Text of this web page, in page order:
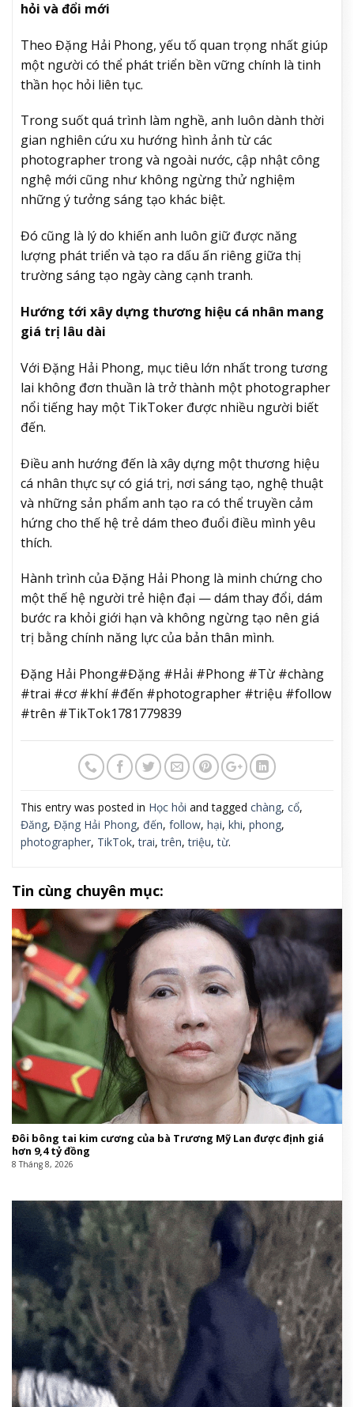
hỏi và đổi mới
Theo Đặng Hải Phong, yếu tố quan trọng nhất giúp
một người có thể phát triển bền vững chính là tinh
thần học hỏi liên tục.
Trong suốt quá trình làm nghề, anh luôn dành thời
gian nghiên cứu xu hướng hình ảnh từ các
photographer trong và ngoài nước, cập nhật công
nghệ mới cũng như không ngừng thử nghiệm
những ý tưởng sáng tạo khác biệt.
Đó cũng là lý do khiến anh luôn giữ được năng
lượng phát triển và tạo ra dấu ấn riêng giữa thị
trường sáng tạo ngày càng cạnh tranh.
Hướng tới xây dựng thương hiệu cá nhân mang
giá trị lâu dài
Với Đặng Hải Phong, mục tiêu lớn nhất trong tương
lai không đơn thuần là trở thành một photographer
nổi tiếng hay một TikToker được nhiều người biết
đến.
Điều anh hướng đến là xây dựng một thương hiệu
cá nhân thực sự có giá trị, nơi sáng tạo, nghệ thuật
và những sản phẩm anh tạo ra có thể truyền cảm
hứng cho thế hệ trẻ dám theo đuổi điều mình yêu
thích.
Hành trình của Đặng Hải Phong là minh chứng cho
một thế hệ người trẻ hiện đại — dám thay đổi, dám
bước ra khỏi giới hạn và không ngừng tạo nên giá
trị bằng chính năng lực của bản thân mình.
Đặng Hải Phong#Đặng #Hải #Phong #Từ #chàng
#trai #cơ #khí #đến #photographer #triệu #follow
#trên #TikTok1781779839
This entry was posted in Học hỏi and tagged chàng, cổ,
Đăng, Đặng Hải Phong, đến, follow, hại, khi, phong,
photographer, TikTok,trai,trên,triệu,từ.
Tin cùng chuyên mục:
Đôi bông tai kim cương của bà Trương Mỹ Lan được định giá
hơn 9,4 tỷ đồng
8 Tháng 8, 2026